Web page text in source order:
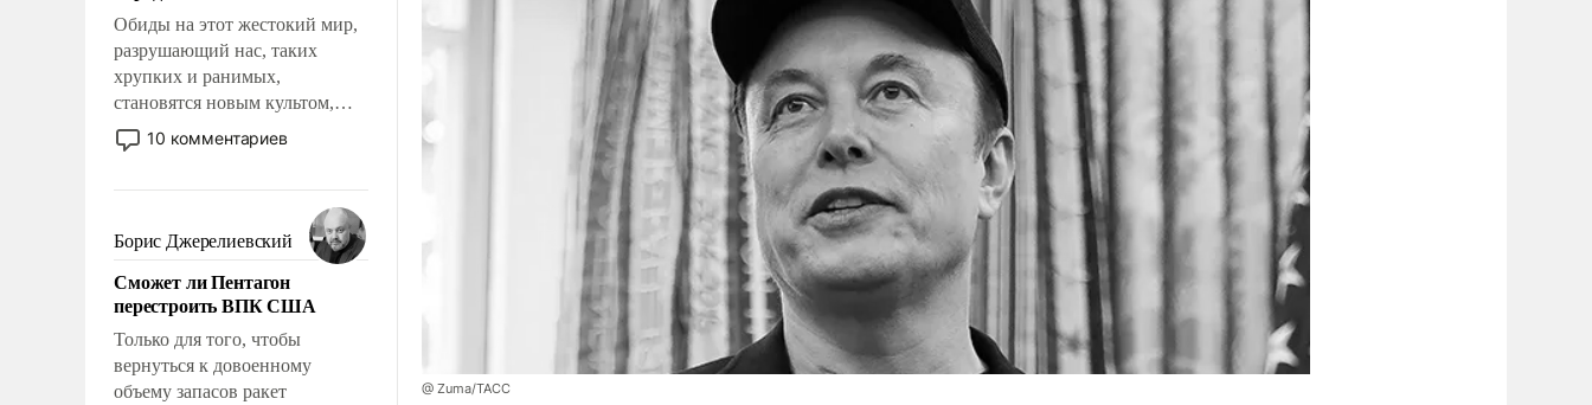
Обиды на этот жестокий мир,
разрушающий нас, таких
хрупких и ранимых,
становятся новым культом,
постепенно вытесняя и
отменяя традиционное
мужественным и твердым под
ударами судьбы, брать на себя
ответственность, помогать
слабым, идти вперед и
адаптироваться.
10 комментариев
Борис Джерелиевский
Сможет ли Пентагон
перестроить ВПК США
Только для того, чтобы
вернуться к довоенному
объему запасов ракет
@ Zuma/ТАСС